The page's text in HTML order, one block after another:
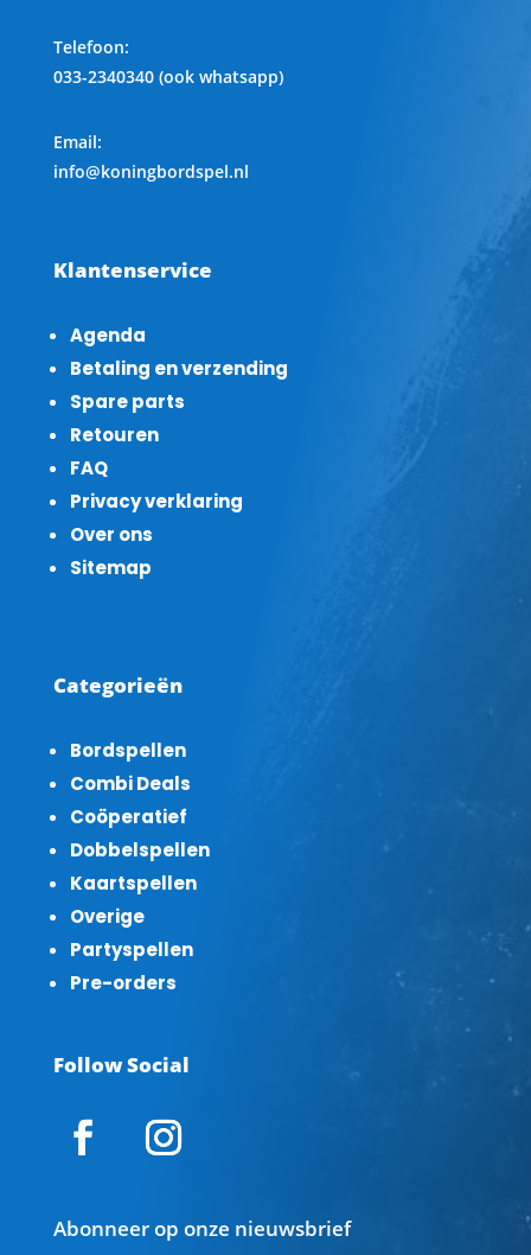
Telefoon:
033-2340340 (ook whatsapp)
Email:
info@koningbordspel.nl
Klantenservice
Agenda
Betaling en verzending
Spare parts
Retouren
FAQ
Privacy verklaring
Over ons
Sitemap
Categorieën
Bordspellen
Combi Deals
Coöperatief
Dobbelspellen
Kaartspellen
Overige
Partyspellen
Pre-orders
Follow Social
Abonneer op onze nieuwsbrief